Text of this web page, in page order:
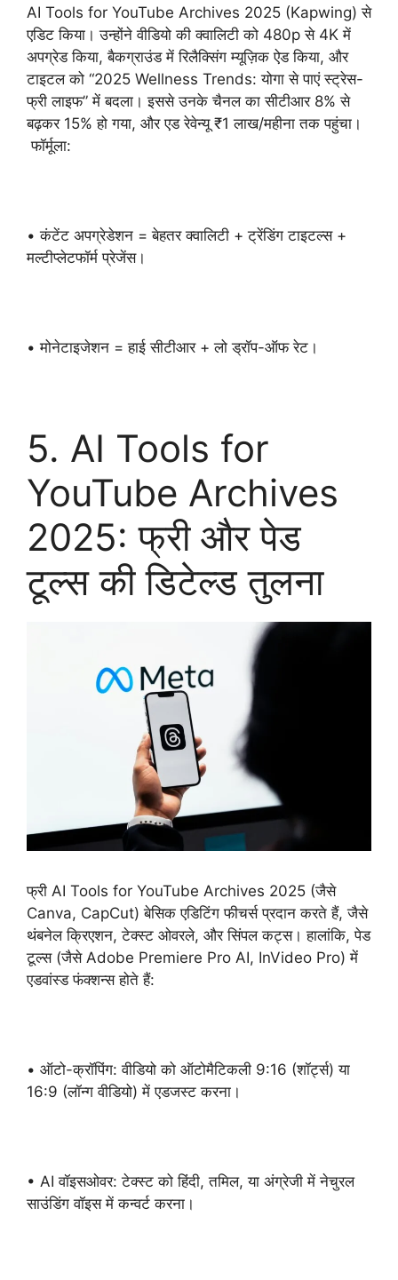
AI Tools for YouTube Archives 2025 (Kapwing) से
एडिट किया। उन्होंने वीडियो की क्वालिटी को 480p से 4K में
अपग्रेड किया, बैकग्राउंड में रिलैक्सिंग म्यूज़िक ऐड किया, और
टाइटल को “2025 Wellness Trends: योगा से पाएं स्ट्रेस-
फ्री लाइफ” में बदला। इससे उनके चैनल का सीटीआर 8% से
बढ़कर 15% हो गया, और एड रेवेन्यू ₹1 लाख/महीना तक पहुंचा।
फॉर्मूला:
• कंटेंट अपग्रेडेशन = बेहतर क्वालिटी + ट्रेंडिंग टाइटल्स +
मल्टीप्लेटफॉर्म प्रेजेंस।
• मोनेटाइजेशन = हाई सीटीआर + लो ड्रॉप-ऑफ रेट।
5. AI Tools for
YouTube Archives
2025: फ्री और पेड
टूल्स की डिटेल्ड तुलना
फ्री AI Tools for YouTube Archives 2025 (जैसे
Canva, CapCut) बेसिक एडिटिंग फीचर्स प्रदान करते हैं, जैसे
थंबनेल क्रिएशन, टेक्स्ट ओवरले, और सिंपल कट्स। हालांकि, पेड
टूल्स (जैसे Adobe Premiere Pro AI, InVideo Pro) में
एडवांस्ड फंक्शन्स होते हैं:
• ऑटो-क्रॉपिंग: वीडियो को ऑटोमैटिकली 9:16 (शॉर्ट्स) या
16:9 (लॉन्ग वीडियो) में एडजस्ट करना।
• AI वॉइसओवर: टेक्स्ट को हिंदी, तमिल, या अंग्रेजी में नेचुरल
साउंडिंग वॉइस में कन्वर्ट करना।